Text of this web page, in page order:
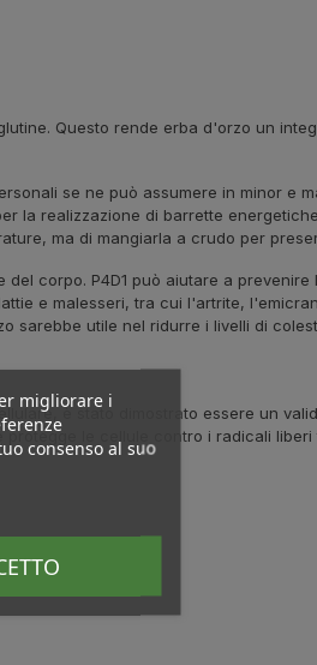
Questo rende erba d'orzo un
se ne può assumere in minor e
la realizzazione di barrette
ma di mangiarla a crudo per
corpo. P4D1 può aiutare a
e malesseri, tra cui l'artrite,
utile nel ridurre i livelli di
è stato dimostrato essere un
le cellule contro i radicali liberi
migliorare i
consenso al suo